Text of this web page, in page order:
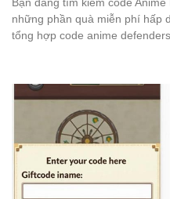
Bạn đang tìm kiếm code
những phần quà miễn phí hấp
tổng hợp code anime